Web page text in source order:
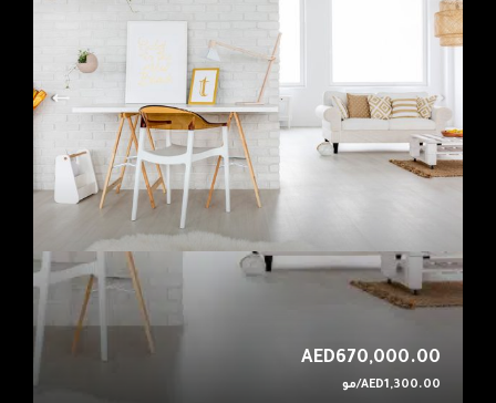
AED670,000.00
AED1,300.00/مو